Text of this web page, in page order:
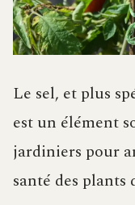
Le sel, et plus
est un élément
jardiniers pour
santé des plants